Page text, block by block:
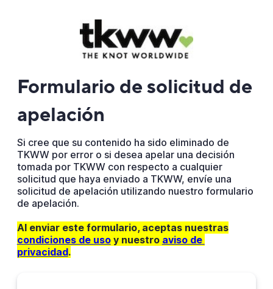
Formulario de solicitud de
apelación
Si cree que su contenido ha sido eliminado de
TKWW por error o si desea apelar una decisión
tomada por TKWW con respecto a cualquier
solicitud que haya enviado a TKWW, envíe una
solicitud de apelación utilizando nuestro formulario
de apelación.
Al enviar este formulario, aceptas nuestras
condiciones de usoy nuestro aviso de
privacidad.